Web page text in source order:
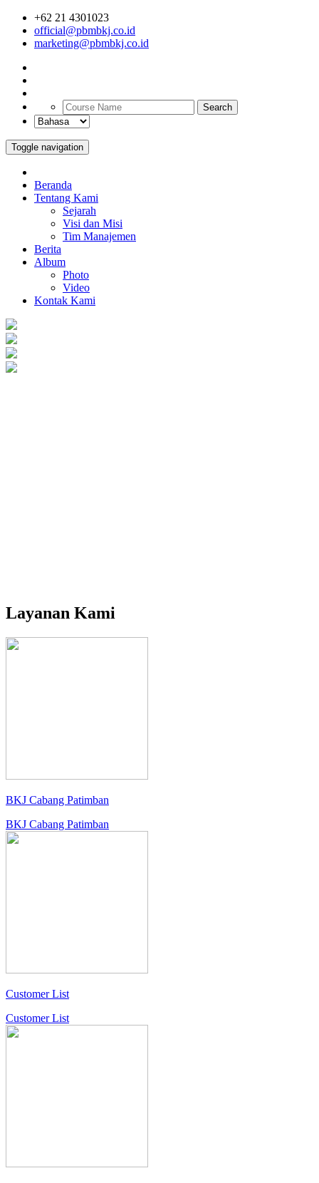
+62 21 4301023
official@pbmbkj.co.id
marketing@pbmbkj.co.id
Search
Toggle navigation
Beranda
Tentang Kami
Sejarah
Visi dan Misi
Tim Manajemen
Berita
Album
Photo
Video
Kontak Kami
Layanan Kami
BKJ Cabang Patimban
BKJ Cabang Patimban
Customer List
Customer List